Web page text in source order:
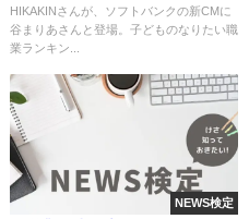
HIKAKINさんが、ソフトバンクの新CMに
谷まりあさんと登場。子どものなりたい職
業ランキン...
NEWS検定